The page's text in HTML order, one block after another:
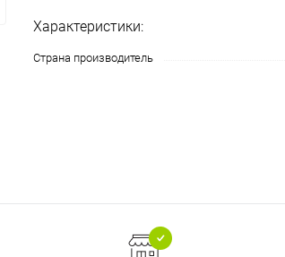
Характеристики:
Страна производитель